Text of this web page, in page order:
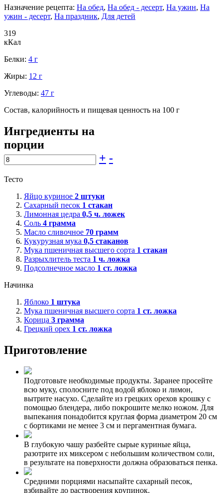
Назначение рецепта: На обед, На обед - десерт, На ужин, На
ужин - десерт, На праздник, Для детей
319
кКал
Белки: 4 г
Жиры: 12 г
Углеводы: 47 г
Состав, калорийность и пищевая ценность на 100 г
Ингредиенты на
порции
+ -
Тесто
Яйцо куриное 2 штуки
Сахарный песок 1 стакан
Лимонная цедра 0,5 ч. ложек
Соль 4 грамма
Масло сливочное 70 грамм
Кукурузная мука 0,5 стаканов
Мука пшеничная высшего сорта 1 стакан
Разрыхлитель теста 1 ч. ложка
Подсолнечное масло 1 ст. ложка
Начинка
Яблоко 1 штука
Мука пшеничная высшего сорта 1 ст. ложка
Корица 3 грамма
Грецкий орех 1 ст. ложка
Приготовление
Подготовьте необходимые продукты. Заранее просейте
всю муку, сполосните под водой яблоко и лимон,
вытрите насухо. Сделайте из грецких орехов крошку с
помощью блендера, либо покрошите мелко ножом. Для
выпекания понадобится круглая форма диаметром 20 см
с бортиками не менее 3 см и пергаментная бумага.
В глубокую чашу разбейте сырые куриные яйца,
разотрите их миксером с небольшим количеством соли,
в результате на поверхности должна образоваться пенка.
Средними порциями насыпайте сахарный песок,
взбивайте до растворения крупинок.